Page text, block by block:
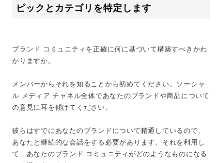
ピックとカテゴリを特定します
ブランド コミュニティを正確に何に基づいて構築すべきかわ
かりますか。
メンバーからそれを知ることから初めてください。ソーシャ
ル メディア チャネル全体であなたのブランドや商品について
の意見に耳を傾けてください。
彼らはすでにあなたのブランドについて精通しているので、
あなたと継続的な会話をする必要があります。それを利用し
て、あなたのブランド コミュニティがどのようなものになる